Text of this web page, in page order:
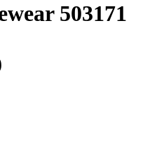
503171